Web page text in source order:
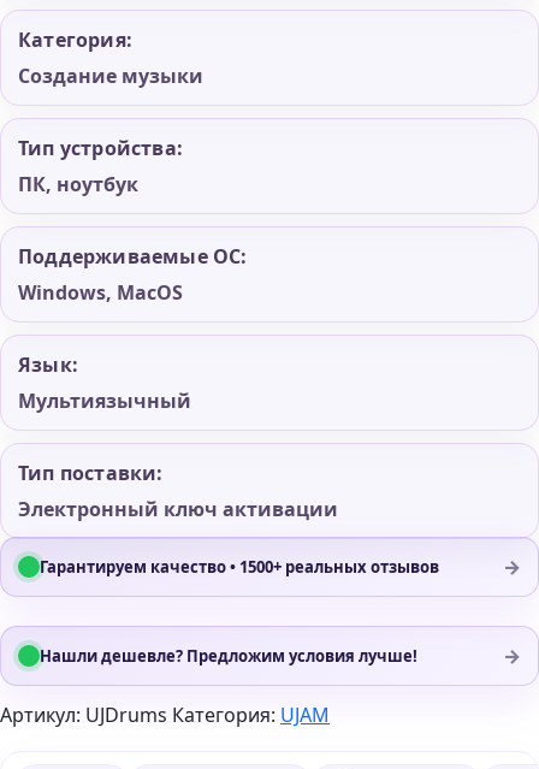
Категория:
Создание музыки
Тип устройства:
ПК, ноутбук
Поддерживаемые ОС:
Windows, MacOS
Язык:
Мультиязычный
Тип поставки:
Электронный ключ активации
Гарантируем качество • 1500+ реальных отзывов →
Нашли дешевле? Предложим условия лучше! →
Артикул: UJDrums Категория: UJAM